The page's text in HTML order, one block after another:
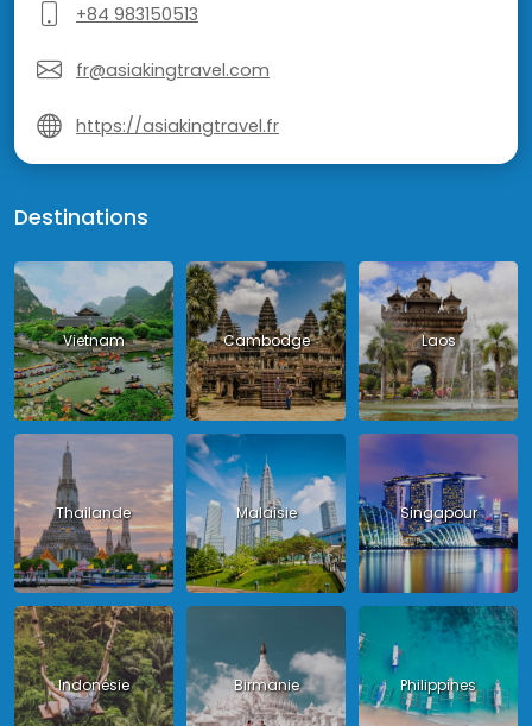
+84 983150513
fr@asiakingtravel.com
https://asiakingtravel.fr
Destinations
Vietnam Cambodge Laos
Thailande Malaisie Singapour
Indonésie Birmanie Philippines